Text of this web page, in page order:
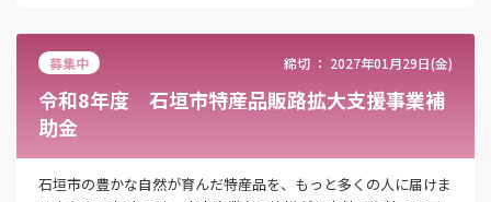
メールアドレス
募集中 締切 ： 2027年01月29日(金)
令和8年度 石垣市特産品販路拡大支援事業補
助金
石垣市の豊かな自然が育んだ特産品を、もっと多くの人に届けま